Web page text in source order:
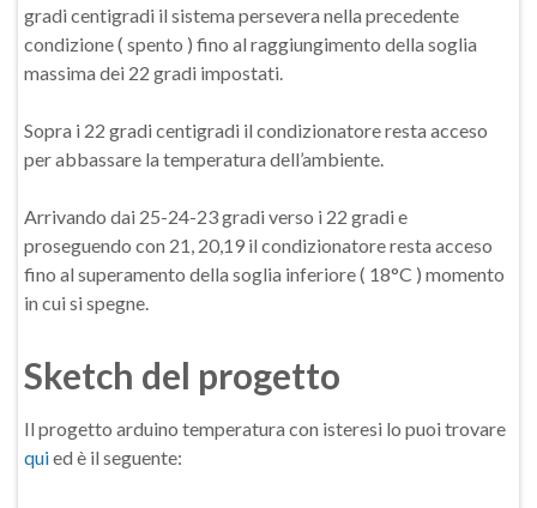
gradi centigradi il sistema persevera nella precedente
condizione ( spento ) fino al raggiungimento della soglia
massima dei 22 gradi impostati.
Sopra i 22 gradi centigradi il condizionatore resta acceso
per abbassare la temperatura dell’ambiente.
Arrivando dai 25-24-23 gradi verso i 22 gradi e
proseguendo con 21, 20,19 il condizionatore resta acceso
fino al superamento della soglia inferiore ( 18°C ) momento
in cui si spegne.
Sketch del progetto
Il progetto arduino temperatura con isteresi lo puoi trovare
quied è il seguente: